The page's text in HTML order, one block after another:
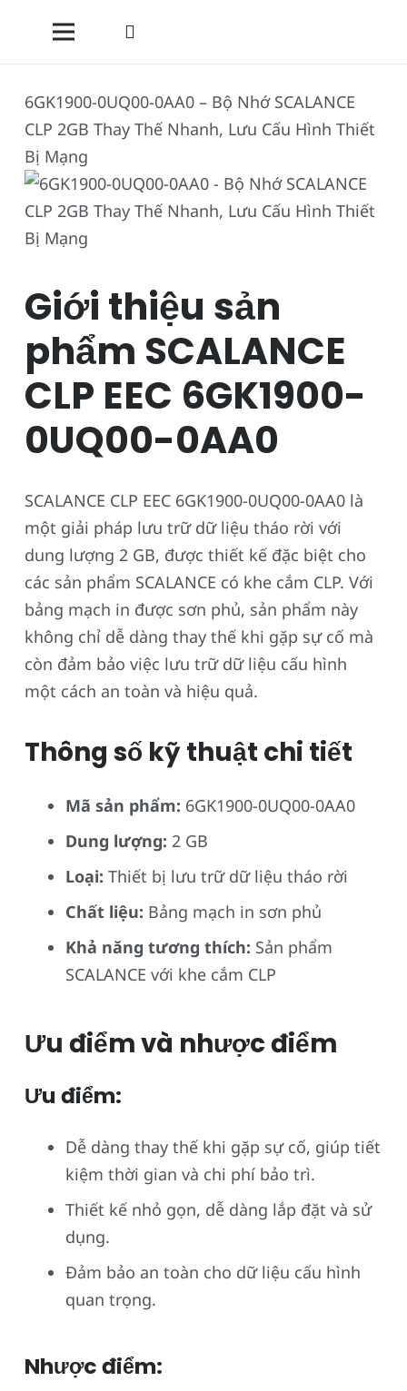
6GK1900-0UQ00-0AA0 – Bộ Nhớ SCALANCE
CLP 2GB Thay Thế Nhanh, Lưu Cấu Hình Thiết
Bị Mạng
Giới thiệu sản
phẩm SCALANCE
CLP EEC 6GK1900-
0UQ00-0AA0
SCALANCE CLP EEC 6GK1900-0UQ00-0AA0 là
một giải pháp lưu trữ dữ liệu tháo rời với
dung lượng 2 GB, được thiết kế đặc biệt cho
các sản phẩm SCALANCE có khe cắm CLP. Với
bảng mạch in được sơn phủ, sản phẩm này
không chỉ dễ dàng thay thế khi gặp sự cố mà
còn đảm bảo việc lưu trữ dữ liệu cấu hình
một cách an toàn và hiệu quả.
Thông số kỹ thuật chi tiết
Mã sản phẩm: 6GK1900-0UQ00-0AA0
Dung lượng: 2 GB
Loại: Thiết bị lưu trữ dữ liệu tháo rời
Chất liệu: Bảng mạch in sơn phủ
Khả năng tương thích: Sản phẩm
SCALANCE với khe cắm CLP
Ưu điểm và nhược điểm
Ưu điểm:
Dễ dàng thay thế khi gặp sự cố, giúp tiết
kiệm thời gian và chi phí bảo trì.
Thiết kế nhỏ gọn, dễ dàng lắp đặt và sử
dụng.
Đảm bảo an toàn cho dữ liệu cấu hình
quan trọng.
Nhược điểm: